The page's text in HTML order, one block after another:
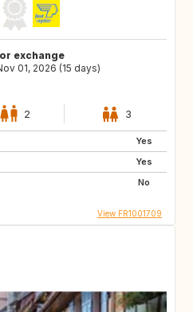
exchange
01, 2026 (15 days)
2 3
Yes
Yes
No
View FR1001709